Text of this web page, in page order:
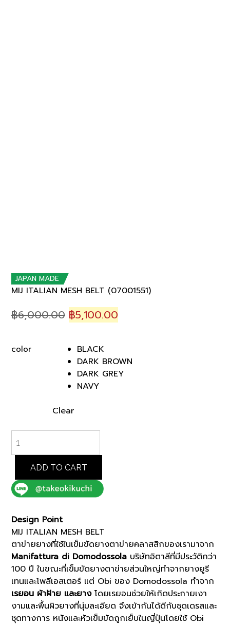
JAPAN MADE
MIJ ITALIAN MESH BELT (07001551)
฿6,000.00 Original
was:
฿6,000.00.
฿5,100.00
฿5,100.00.
color
BLACK
DARK BROWN
DARK GREY
NAVY
Clear
ITALIAN
MESH
(07001551)
quantity
ADD TO CART
Design Point
MIJ ITALIAN MESH BELT
ตาข่ายยางที่ใช้ในเข็มขัดยางตาข่ายคลาสสิกของเรามาจาก
Manifattura di Domodossola บริษัทอิตาลีที่มีประวัติกว่า
100 ปี ในขณะที่เข็มขัดยางตาข่ายส่วนใหญ่ทำจากยางยูรี
เทนและโพลีเอสเตอร์ แต่ Obi ของ Domodossola ทำจาก
เรยอน ผ้าฝ้าย และยางโดยเรยอนช่วยให้เกิดประกายเงา
งามและพื้นผิวยางที่นุ่มละเอียด จึงเข้ากันได้ดีกับชุดเดรสและ
ชุดทางการ หนังและหัวเข็มขัดถูกเย็บในญี่ปุ่นโดยใช้ Obi